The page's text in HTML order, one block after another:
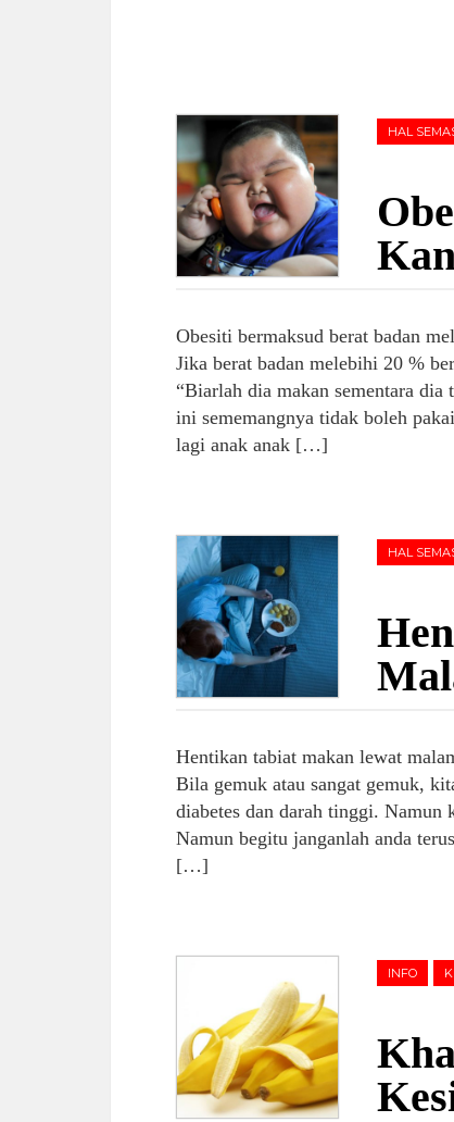
HAL
Obesiti bermaksud berat badan
Jika berat badan melebihi 20 %
“Biarlah dia makan sementara dia
ini sememangnya tidak boleh
lagi anak anak […]
HAL
Hentikan tabiat makan lewat
Bila gemuk atau sangat gemuk,
diabetes dan darah tinggi. Namun
Namun begitu janganlah anda
[…]
INFO